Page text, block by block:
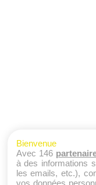
Bienvenue
Avec 146
à des informations
les emails, etc.),
vos données